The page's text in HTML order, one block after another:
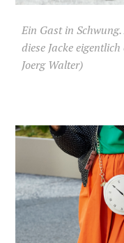
Ein Gast in
diese Jacke
Joerg Walter)